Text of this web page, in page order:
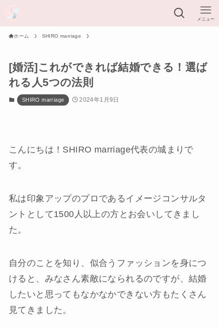
メニュー
ホーム SHIRO marriage
[婚活]これができれば結婚できる！選ば
れる人5つの法則
SHIRO marriage 2024年1月9日
こんにちは！SHIRO marriage代表の城まりで
す。
私は印象アップのプロであるイメージコンサルタ
ントとして1500人以上の方とお会いしてきまし
た。
自分のことを知り、似合うファッションを身につ
けると、みなさん素敵になられるのですが、結婚
したいと思ってもなかなかできない方もたくさん
見てきました。